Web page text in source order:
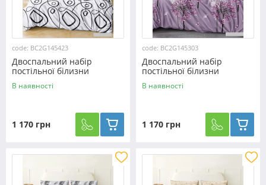
code: BC2G145423
Двоспальний набір
постільної білизни
180*220 із Бязі "Gold" з
простирадлом на резинці
В наявності
1 170 грн
code: BC2G145303
Двоспальний набір
постільної білизни
180*220 із Бязі "Gold" з
простирадлом на резинці
В наявності
1 170 грн